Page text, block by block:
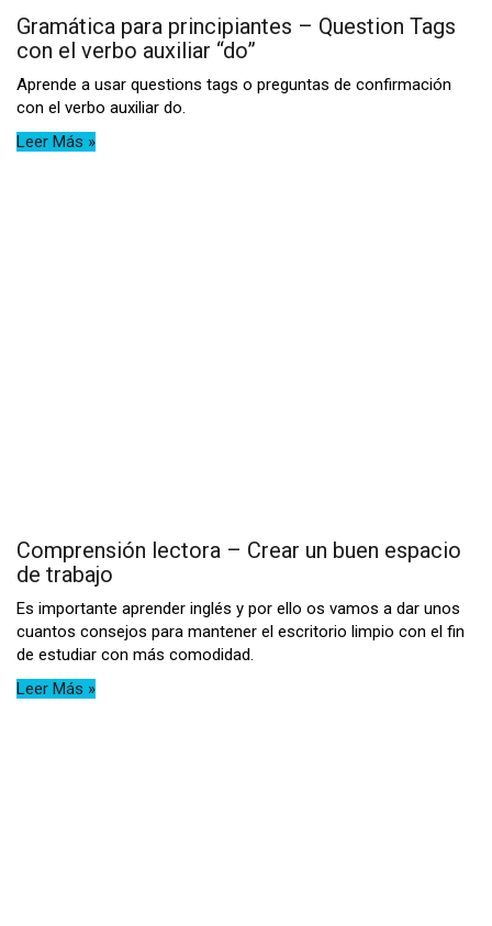
Gramática para principiantes – Question Tags
con el verbo auxiliar “do”
Aprende a usar questions tags o preguntas de confirmación
con el verbo auxiliar do.
Leer Más »
Comprensión lectora – Crear un buen espacio
de trabajo
Es importante aprender inglés y por ello os vamos a dar unos
cuantos consejos para mantener el escritorio limpio con el fin
de estudiar con más comodidad.
Leer Más »